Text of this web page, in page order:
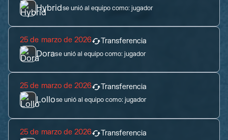
Hybridse unió al equipo como:jugador
25 de marzo de 2026 Transferencia
Dorase unió al equipo como:jugador
25 de marzo de 2026 Transferencia
Lollose unió al equipo como:jugador
25 de marzo de 2026 Transferencia